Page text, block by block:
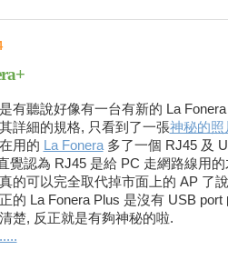
有聽說好像有一台有新的 La
詳細的規格, 只看到了一張神秘的照
用的
La Fonera多了一個 RJ45 及
覺認為 RJ45 是給 PC 走網路線用
的可以完全取代掉市面上的 AP 了
的 La Fonera Plus 是沒有 USB port
楚, 反正就是有夠神秘的啦.